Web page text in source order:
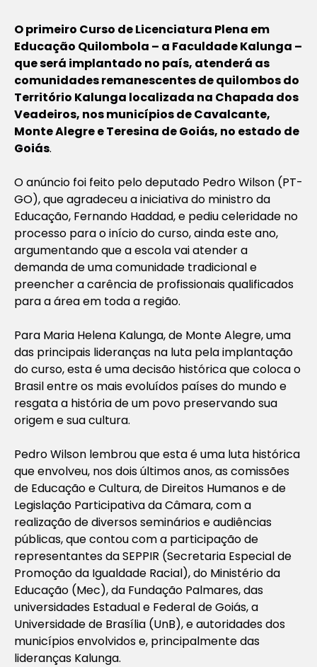
O primeiro Curso de Licenciatura Plena em
Educação Quilombola – a Faculdade Kalunga –
que será implantado no país, atenderá as
comunidades remanescentes de quilombos do
Território Kalunga localizada na Chapada dos
Veadeiros, nos municípios de Cavalcante,
Monte Alegre e Teresina de Goiás, no estado de
Goiás.
O anúncio foi feito pelo deputado Pedro Wilson (PT-
GO), que agradeceu a iniciativa do ministro da
Educação, Fernando Haddad, e pediu celeridade no
processo para o início do curso, ainda este ano,
argumentando que a escola vai atender a
demanda de uma comunidade tradicional e
preencher a carência de profissionais qualificados
para a área em toda a região.
Para Maria Helena Kalunga, de Monte Alegre, uma
das principais lideranças na luta pela implantação
do curso, esta é uma decisão histórica que coloca o
Brasil entre os mais evoluídos países do mundo e
resgata a história de um povo preservando sua
origem e sua cultura.
Pedro Wilson lembrou que esta é uma luta histórica
que envolveu, nos dois últimos anos, as comissões
de Educação e Cultura, de Direitos Humanos e de
Legislação Participativa da Câmara, com a
realização de diversos seminários e audiências
públicas, que contou com a participação de
representantes da SEPPIR (Secretaria Especial de
Promoção da Igualdade Racial), do Ministério da
Educação (Mec), da Fundação Palmares, das
universidades Estadual e Federal de Goiás, a
Universidade de Brasília (UnB), e autoridades dos
municípios envolvidos e, principalmente das
lideranças Kalunga.